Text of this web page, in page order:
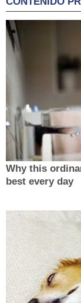
Why this
best every day